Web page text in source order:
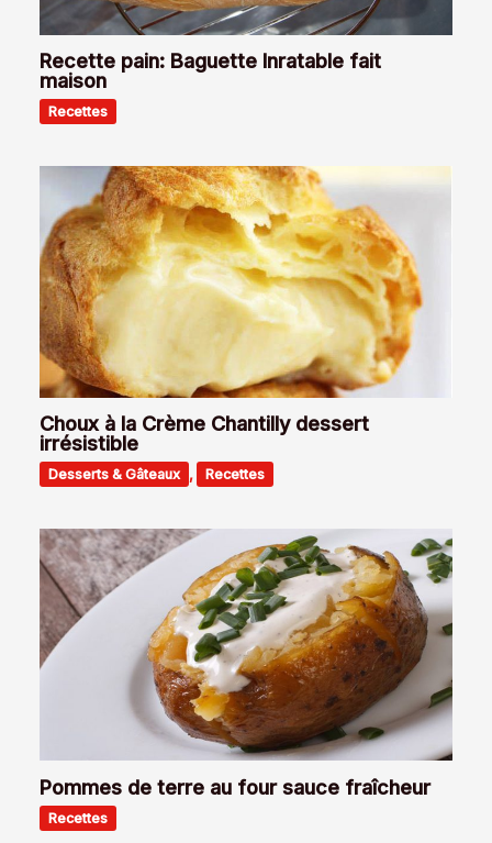
Recette pain: Baguette Inratable fait
maison
Recettes
Choux à la Crème Chantilly dessert
irrésistible
Desserts & Gâteaux , Recettes
Pommes de terre au four sauce fraîcheur
Recettes